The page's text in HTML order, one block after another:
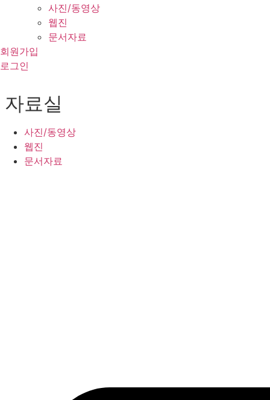
사진/동영상
웹진
문서자료
회원가입
로그인
자료실
사진/동영상
웹진
문서자료